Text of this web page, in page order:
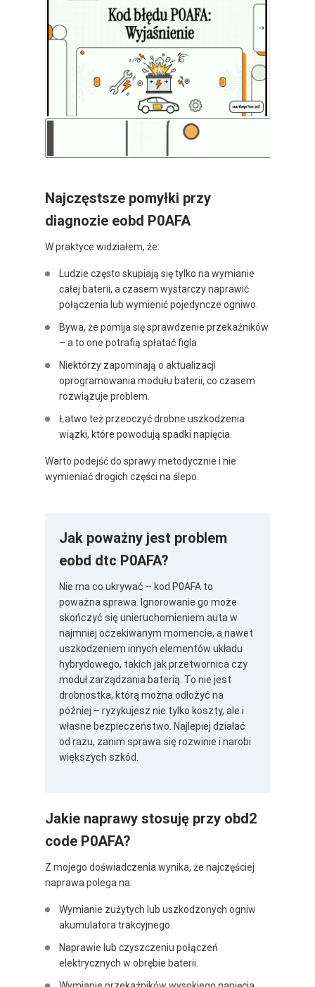
Najczęstsze pomyłki przy
diagnozie eobd P0AFA
W praktyce widziałem, że:
Ludzie często skupiają się tylko na wymianie
całej baterii, a czasem wystarczy naprawić
połączenia lub wymienić pojedyncze ogniwo.
Bywa, że pomija się sprawdzenie przekaźników
– a to one potrafią spłatać figla.
Niektórzy zapominają o aktualizacji
oprogramowania modułu baterii, co czasem
rozwiązuje problem.
Łatwo też przeoczyć drobne uszkodzenia
wiązki, które powodują spadki napięcia.
Warto podejść do sprawy metodycznie i nie
wymieniać drogich części na ślepo.
Jak poważny jest problem
eobd dtc P0AFA?
Nie ma co ukrywać – kod P0AFA to
poważna sprawa. Ignorowanie go może
skończyć się unieruchomieniem auta w
najmniej oczekiwanym momencie, a nawet
uszkodzeniem innych elementów układu
hybrydowego, takich jak przetwornica czy
moduł zarządzania baterią. To nie jest
drobnostka, którą można odłożyć na
później – ryzykujesz nie tylko koszty, ale i
własne bezpieczeństwo. Najlepiej działać
od razu, zanim sprawa się rozwinie i narobi
większych szkód.
Jakie naprawy stosuję przy obd2
code P0AFA?
Z mojego doświadczenia wynika, że najczęściej
naprawa polega na:
Wymianie zużytych lub uszkodzonych ogniw
akumulatora trakcyjnego.
Naprawie lub czyszczeniu połączeń
elektrycznych w obrębie baterii.